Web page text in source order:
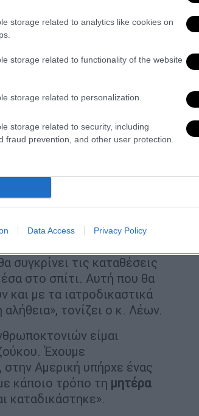
storage related to analytics like cookies on
storage related to functionality of the website
storage related to personalization.
storage related to security, including
fraud prevention, and other user protection.
Data Access Privacy Policy
δεν μπορεί να
ένας προσδιορισμός
τον δράστη.
εγκληματική
ότι το ένα χέρι ή το
συγκρίνει τις καταθέσεις
στο σπίτι. Αυτή που θα
και με τα ιατροδικαστικά
τονίζει ο κ. Λέων.
είμαι
Έχουμε
στην Αμερική υπήρχε ένας
κάποιο τρόπο τη μητέρα
καταδικάστηκε».